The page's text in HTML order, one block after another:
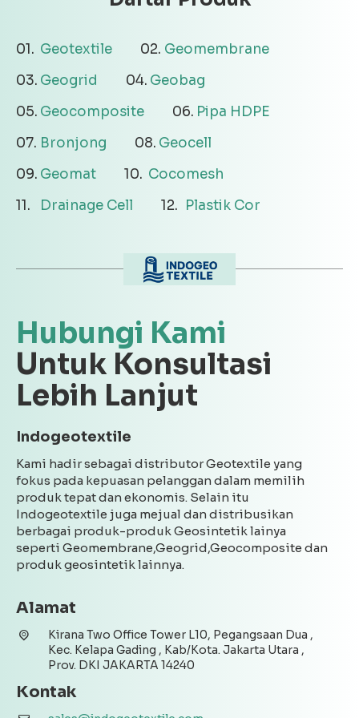
Geotextile
Geomembrane
Geogrid
Geobag
Geocomposite
Pipa HDPE
Bronjong
Geocell
Geomat
Cocomesh
Drainage Cell
Plastik Cor
Hubungi Kami
Untuk Konsultasi
Lebih Lanjut
Indogeotextile
Kami hadir sebagai distributor Geotextile yang
fokus pada kepuasan pelanggan dalam memilih
produk tepat dan ekonomis. Selain itu
Indogeotextile juga mejual dan distribusikan
berbagai produk-produk Geosintetik lainya
seperti Geomembrane,Geogrid,Geocomposite dan
produk geosintetik lainnya.
Alamat
Kirana Two Office Tower L10, Pegangsaan Dua ,
Kec. Kelapa Gading , Kab/Kota. Jakarta Utara ,
Prov. DKI JAKARTA 14240
Kontak